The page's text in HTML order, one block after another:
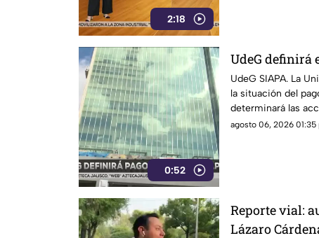
2:18
0:52
UdeG definirá
UdeG SIAPA. La
la situación del
determinará las
agosto 06, 2026 01:35
Reporte vial:
Lázaro